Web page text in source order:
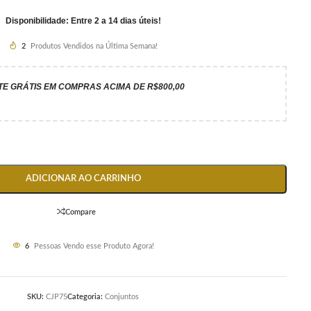
Disponibilidade: Entre 2 a 14 dias úteis!
2 Produtos Vendidos na Última Semana!
GRÁTIS EM COMPRAS ACIMA DE R$800,00
ADICIONAR AO CARRINHO
Compare
6 Pessoas Vendo esse Produto Agora!
SKU: CJP75Categoria: Conjuntos